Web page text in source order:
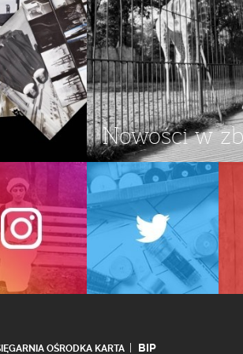
Nowości w
OŚRODKA KARTA BIP